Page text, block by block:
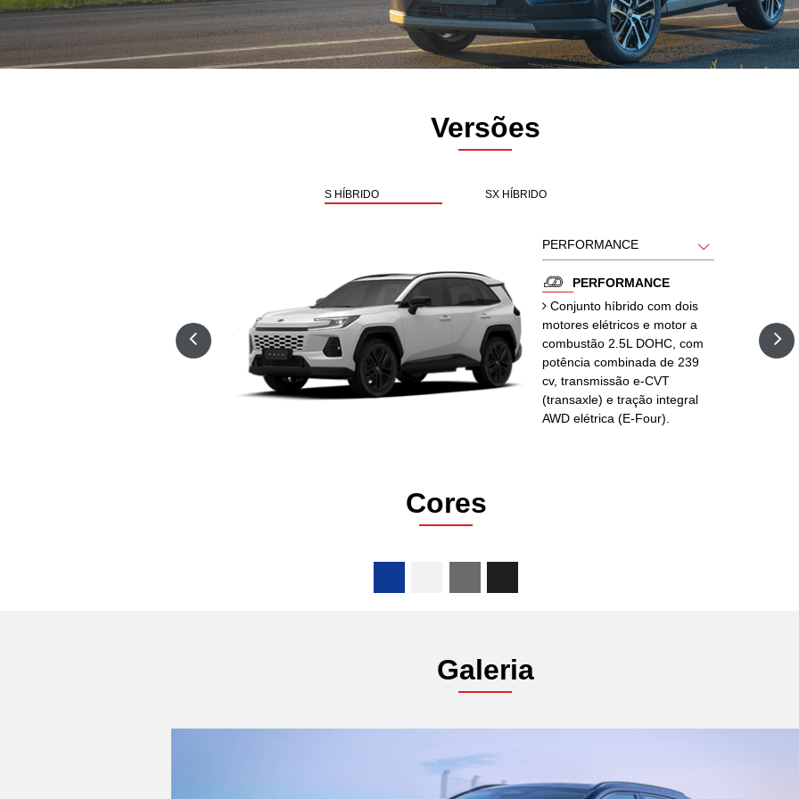
COROLLA HYBRID
YARIS CROSS
HYBRID
HILUX CABINE
DUPLA
HILUX CABINE
SIMPLES
GR COROLLA
Versões
S HÍBRIDO SX HÍBRIDO
PERFORMANCE
Conjunto híbrido com dois
motores elétricos e motor a
combustão 2.5L DOHC, com
potência combinada de 239
cv, transmissão e-CVT
(transaxle) e tração integral
AWD elétrica (E-Four).
Cores
Galeria